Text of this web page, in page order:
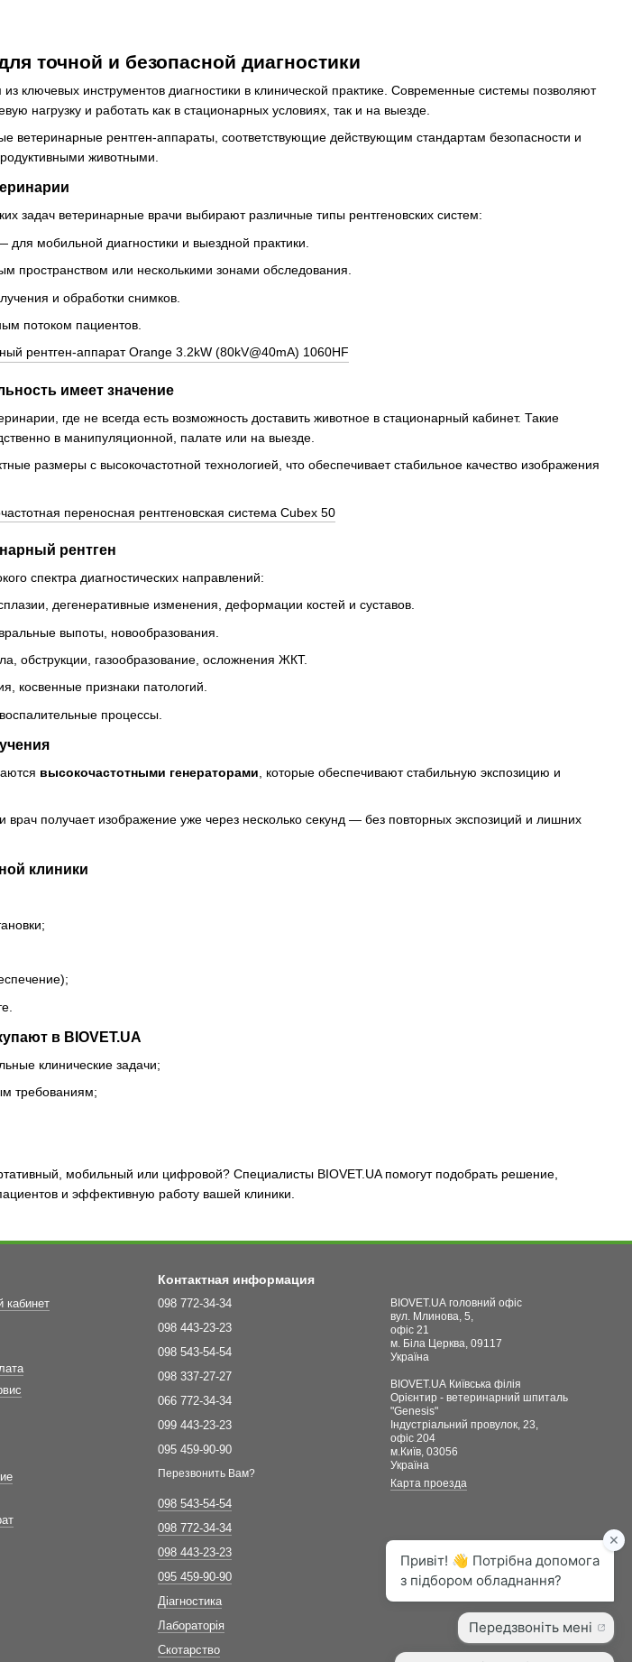
точной и безопасной диагностики
ключевых инструментов диагностики в клинической практике. Современные системы позволяют
нагрузку и работать как в стационарных условиях, так и на выезде.
ветеринарные рентген-аппараты, соответствующие действующим стандартам безопасности и
животными.
задач ветеринарные врачи выбирают различные типы рентгеновских систем:
для мобильной диагностики и выездной практики.
пространством или несколькими зонами обследования.
и обработки снимков.
потоком пациентов.
имеет значение
где не всегда есть возможность доставить животное в стационарный кабинет. Такие
в манипуляционной, палате или на выезде.
размеры с высокочастотной технологией, что обеспечивает стабильное качество изображения
рентген
спектра диагностических направлений:
дегенеративные изменения, деформации костей и суставов.
выпоты, новообразования.
обструкции, газообразование, осложнения ЖКТ.
косвенные признаки патологий.
процессы.
высокочастотными генераторами , которые обеспечивают стабильную экспозицию и
получает изображение уже через несколько секунд — без повторных экспозиций и лишних
клиники
в BIOVET.UA
клинические задачи;
требованиям;
мобильный или цифровой? Специалисты BIOVET.UA помогут подобрать решение,
и эффективную работу вашей клиники.
кабинет
Контактная информация
098 772-34-34
098 443-23-23
098 543-54-54
098 337-27-27
066 772-34-34
099 443-23-23
095 459-90-90
Перезвонить Вам?
098 543-54-54
098 772-34-34
098 443-23-23
095 459-90-90
Діагностика
Лабораторія
Скотарство
BIOVET.UA головний офіс
вул. Млинова, 5,
офіс 21
м. Біла Церква, 09117
Україна
BIOVET.UA Київська філія
Орієнтир - ветеринарний шпиталь
"Genesis"
Індустріальний провулок, 23,
офіс 204
м.Київ, 03056
Україна
Карта проезда